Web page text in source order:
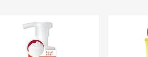
其他